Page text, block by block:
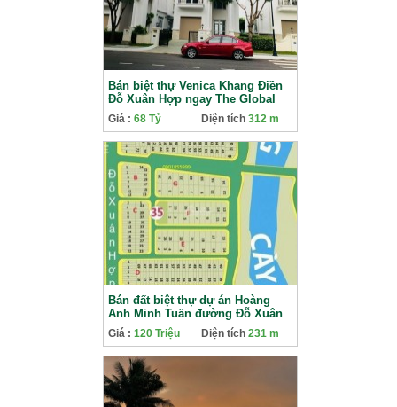
Bán biệt thự Venica Khang Điền
Đỗ Xuân Hợp ngay The Global
City
Giá : 68 Tỷ Diện tích 312 m
Bán đất biệt thự dự án Hoàng
Anh Minh Tuấn đường Đỗ Xuân
Hợp vị trí đắc địa
Giá : 120 Triệu Diện tích 231 m